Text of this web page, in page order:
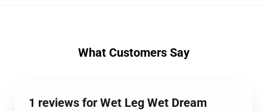
What Customers Say
1 reviews for Wet Leg Wet Dream